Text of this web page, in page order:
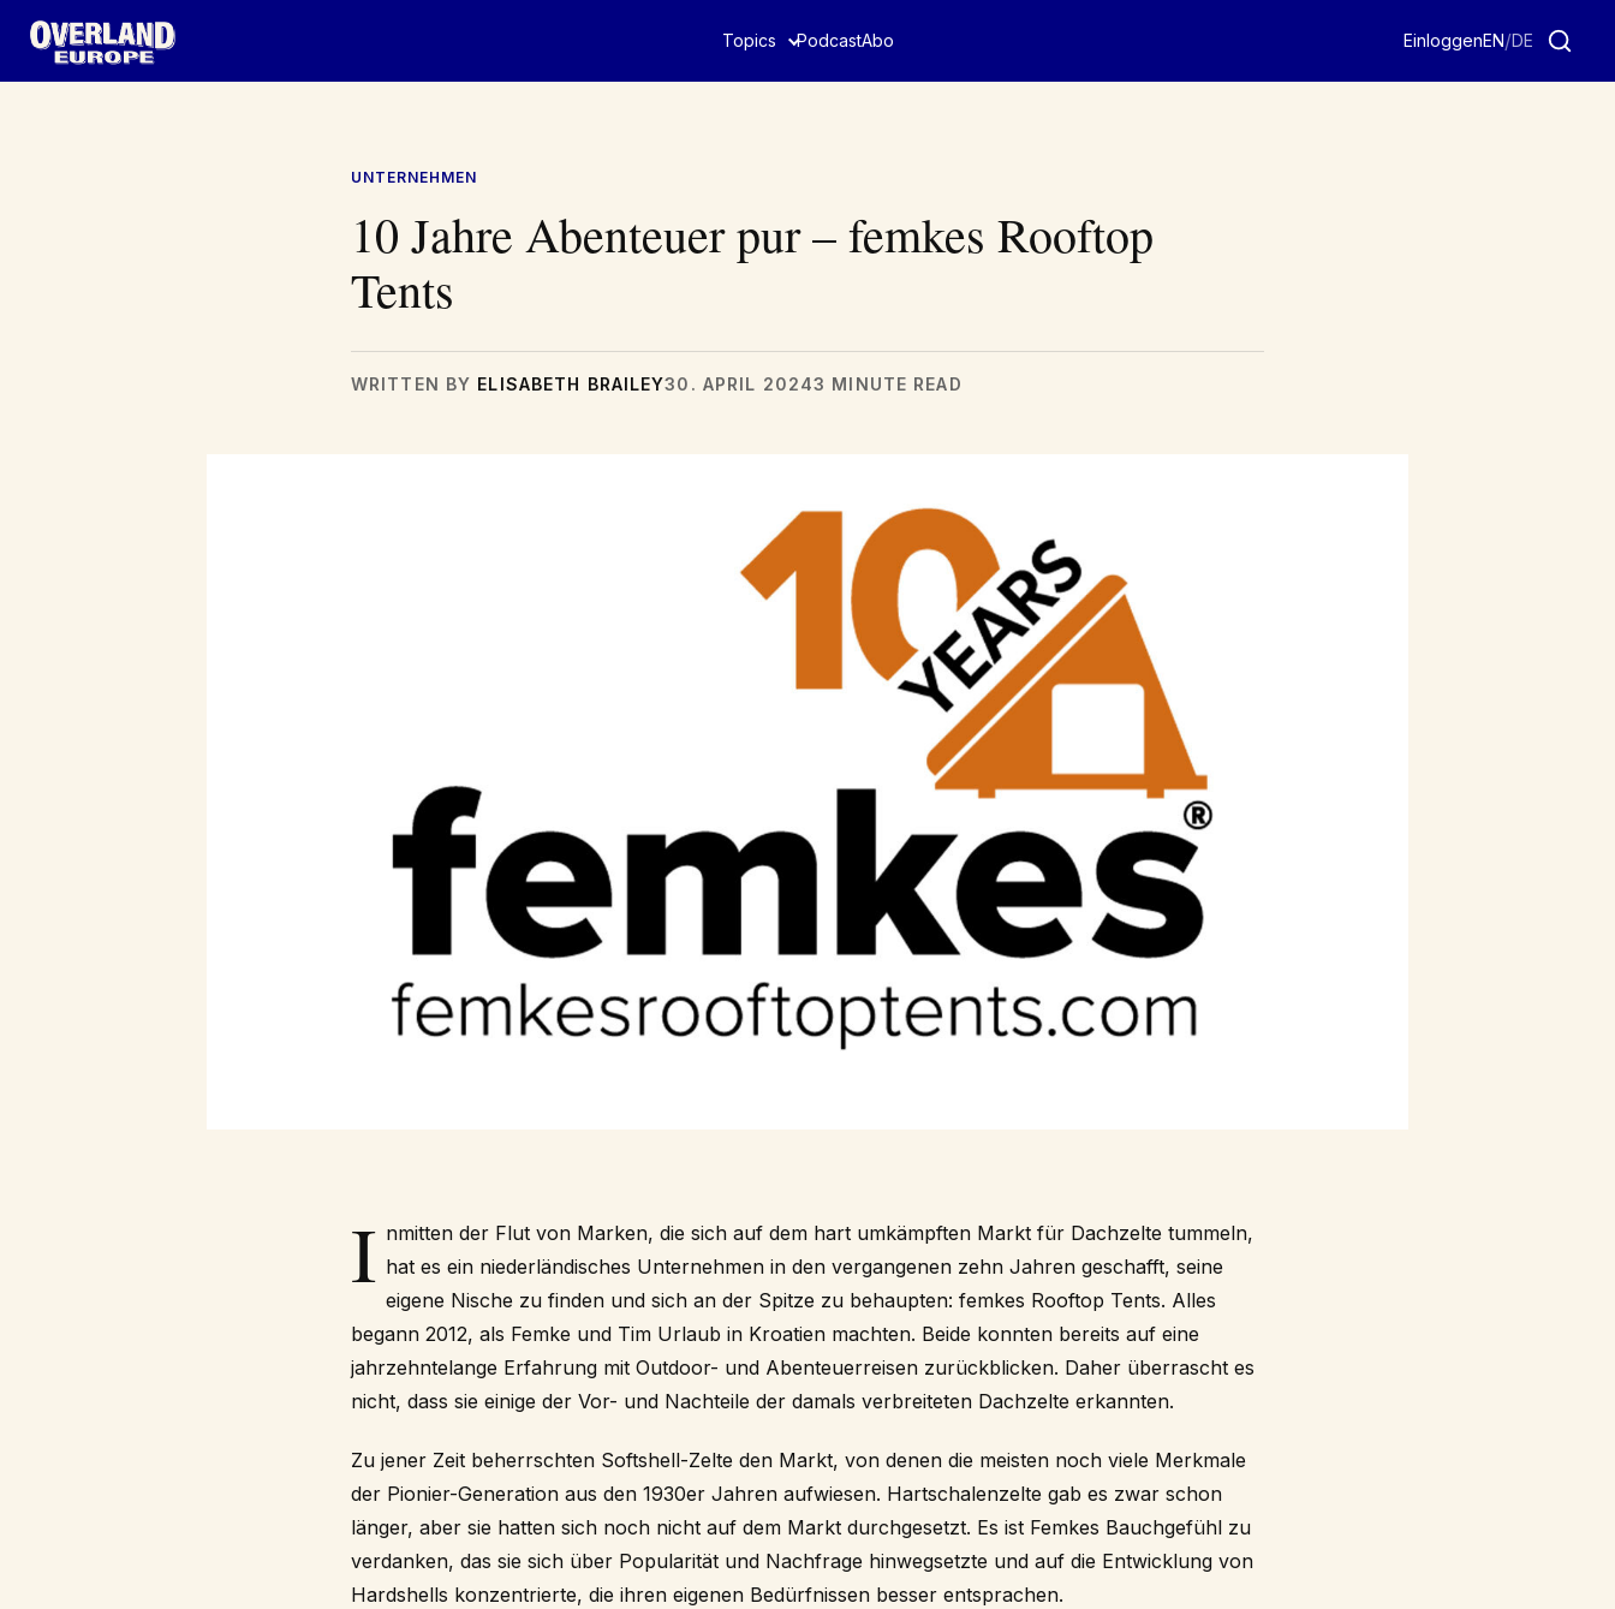
Topics PodcastAbo EinloggenEN/DE
UNTERNEHMEN
10 Jahre Abenteuer pur – femkes Rooftop
Tents
WRITTEN BY ELISABETH BRAILEY30. APRIL 20243 MINUTE READ
I nmitten der Flut von Marken, die sich auf dem hart umkämpften Markt für Dachzelte tummeln,
hat es ein niederländisches Unternehmen in den vergangenen zehn Jahren geschafft, seine
eigene Nische zu finden und sich an der Spitze zu behaupten: femkes Rooftop Tents. Alles
begann 2012, als Femke und Tim Urlaub in Kroatien machten. Beide konnten bereits auf eine
jahrzehntelange Erfahrung mit Outdoor- und Abenteuerreisen zurückblicken. Daher überrascht es
nicht, dass sie einige der Vor- und Nachteile der damals verbreiteten Dachzelte erkannten.
Zu jener Zeit beherrschten Softshell-Zelte den Markt, von denen die meisten noch viele Merkmale
der Pionier-Generation aus den 1930er Jahren aufwiesen. Hartschalenzelte gab es zwar schon
länger, aber sie hatten sich noch nicht auf dem Markt durchgesetzt. Es ist Femkes Bauchgefühl zu
verdanken, das sie sich über Popularität und Nachfrage hinwegsetzte und auf die Entwicklung von
Hardshells konzentrierte, die ihren eigenen Bedürfnissen besser entsprachen.